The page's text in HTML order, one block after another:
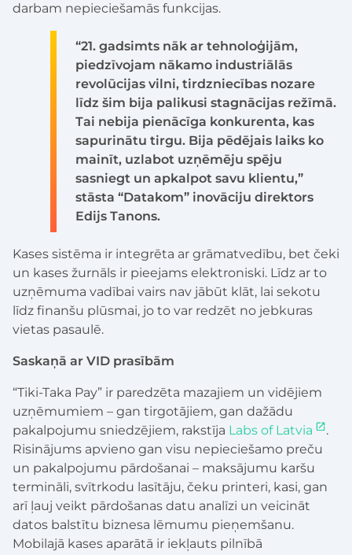
darbam nepieciešamās funkcijas.
“21. gadsimts nāk ar tehnoloģijām,
piedzīvojam nākamo industriālās
revolūcijas vilni, tirdzniecības nozare
līdz šim bija palikusi stagnācijas režīmā.
Tai nebija pienācīga konkurenta, kas
sapurinātu tirgu. Bija pēdējais laiks ko
mainīt, uzlabot uzņēmēju spēju
sasniegt un apkalpot savu klientu,”
stāsta “Datakom” inovāciju direktors
Edijs Tanons.
Kases sistēma ir integrēta ar grāmatvedību, bet čeki
un kases žurnāls ir pieejams elektroniski. Līdz ar to
uzņēmuma vadībai vairs nav jābūt klāt, lai sekotu
līdz finanšu plūsmai, jo to var redzēt no jebkuras
vietas pasaulē.
Saskaņā ar VID prasībām
“Tiki-Taka Pay” ir paredzēta mazajiem un vidējiem
uzņēmumiem – gan tirgotājiem, gan dažādu
pakalpojumu sniedzējiem, rakstīja Labs of Latvia
.
Risinājums apvieno gan visu nepieciešamo preču
un pakalpojumu pārdošanai – maksājumu karšu
termināli, svītrkodu lasītāju, čeku printeri, kasi, gan
arī ļauj veikt pārdošanas datu analīzi un veicināt
datos balstītu biznesa lēmumu pieņemšanu.
Mobilajā kases aparātā ir iekļauts pilnībā